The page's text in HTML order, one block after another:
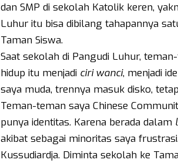
dan SMP di sekolah Katolik keren,
Luhur itu bisa dibilang tahapannya
Taman Siswa.
Saat sekolah di Pangudi Luhur,
hidup itu menjadi ciri wanci, menjadi
saya muda, trennya masuk disko,
Teman-teman saya Chinese
punya identitas. Karena berada dalam
akibat sebagai minoritas saya
Kussudiardja. Diminta sekolah ke